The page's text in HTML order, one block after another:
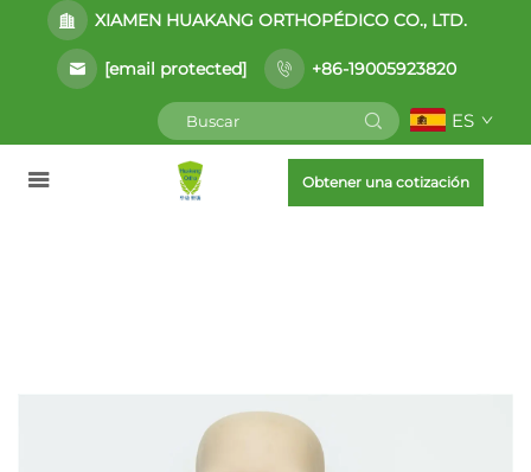
XIAMEN HUAKANG ORTHOPÉDICO CO., LTD.
[email protected] +86-19005923820
ES
Obtener una cotización